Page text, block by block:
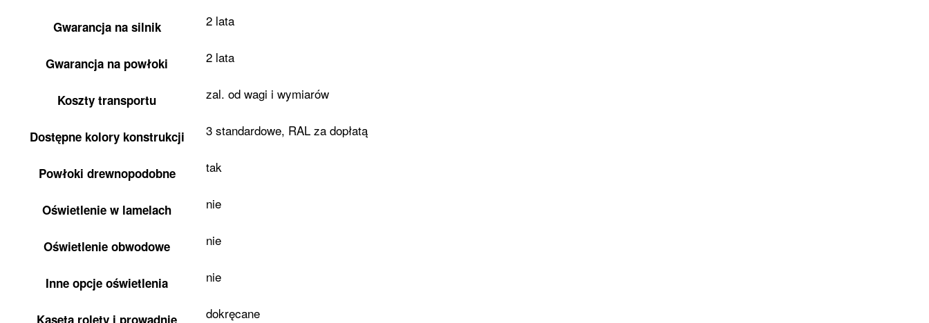
Gwarancja na silnik 2 lata
Gwarancja na powłoki 2 lata
Koszty transportu zal. od wagi i wymiarów
Dostępne kolory konstrukcji 3 standardowe, RAL za dopłatą
Powłoki drewnopodobne tak
Oświetlenie w lamelach nie
Oświetlenie obwodowe nie
Inne opcje oświetlenia nie
dokręcane